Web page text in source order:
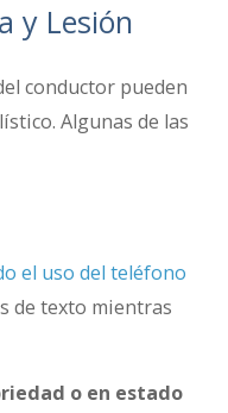
y Lesión
conductor pueden
Algunas de las
el uso del teléfono
de texto mientras
o en estado